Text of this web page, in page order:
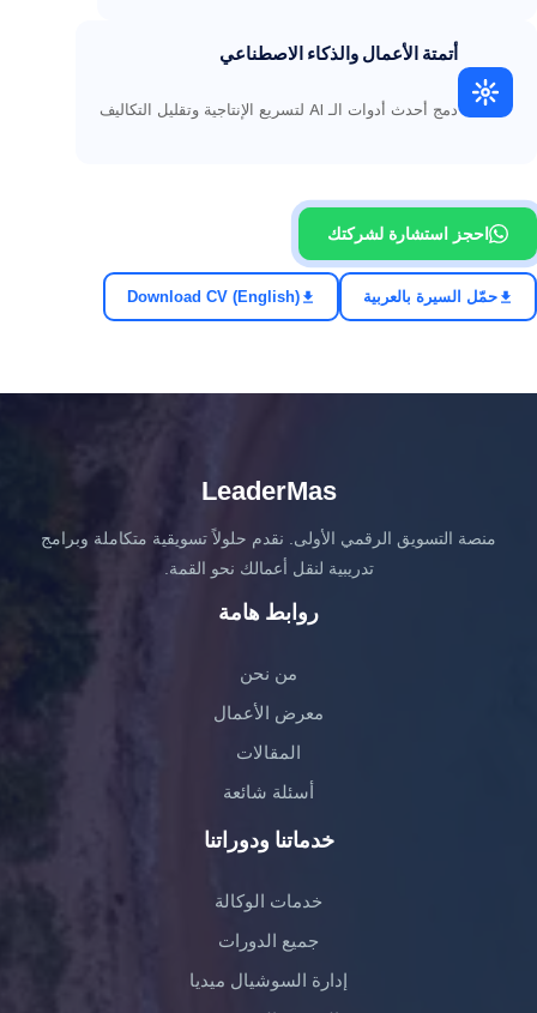
أتمتة الأعمال والذكاء الاصطناعي
دمج أحدث أدوات الـ AI لتسريع الإنتاجية وتقليل التكاليف
احجز استشارة لشركتك
حمّل السيرة بالعربية Download CV (English)
LeaderMas
منصة التسويق الرقمي الأولى. نقدم حلولاً تسويقية متكاملة وبرامج
تدريبية لنقل أعمالك نحو القمة.
روابط هامة
من نحن
معرض الأعمال
المقالات
أسئلة شائعة
خدماتنا ودوراتنا
خدمات الوكالة
جميع الدورات
إدارة السوشيال ميديا